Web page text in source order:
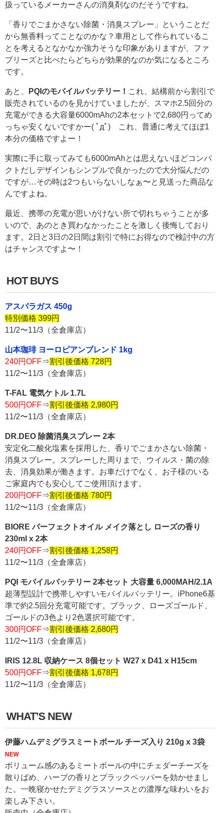
扱っているメーカーさんの消臭剤なのだそうですね。
「香りでごまかさない除菌・消臭スプレー」ということだ
から無香料ってことなのかな？車用として作られているこ
とを考えるとなかなか強力そうな印象がありますが、ファ
ブリーズと比べたらどちらが効果的なのか気になるところ
です。
あと、 PQIのモバイルバッテリー！ これ、結構前から割引で
販売されているのを見かけていましたが、スマホ2.5回分の
充電ができる大容量6000mAhの2本セットで2,680円ってめ
っちゃ安くないですかー( ﾟдﾟ) これ、普通に考えてほぼ1
本分の価格ですよー！
実際に手に取ってみても6000mAhとは思えないほどコンパ
クトだしデザインもシンプルで良かったので大分悩んだの
ですが…その時は2つもいらないしなぁ〜と見送った商品な
んですよね。
最近、携帯の充電が思いがけない所で切れちゃうことが多
いので、あのとき買わなかったことを激しく後悔しており
ます。2日と3日の2日間は割引で特にお得なので検討中の方
はチャンスですよ〜！
HOT BUYS
アスパラガス 450g
特別価格 399円
11/2〜11/3（全倉庫店）
山本珈琲 ヨーロピアンブレンド 1kg
240円OFF⇒割引後価格 728円
11/2〜11/3（全倉庫店）
T-FAL 電気ケトル 1.7L
500円OFF⇒割引後価格 2,980円
11/2〜11/3（全倉庫店）
DR.DEO 除菌消臭スプレー 2本
安定化二酸化塩素を採用した、香りでごまかさない除菌・
消臭スプレー。スプレーした周りまで、ウイルス・菌の除
去、消臭効果が働きます。お車だけでなく、お子様のいる
ご家庭内でも安心してご使用頂けます。
200円OFF⇒割引後価格 780円
11/2〜11/3（全倉庫店）
BIORE パーフェクトオイル メイク落とし ローズの香り
230ml x 2本
240円OFF⇒割引後価格 1,258円
11/2〜11/3（全倉庫店）
PQI モバイルバッテリー 2本セット 大容量 6,000MAH/2.1A
超薄型設計で携帯しやすいモバイルバッテリー。iPhone6基
準で約2.5回分充電可能です。ブラック、ローズゴールド、
ゴールドの3色より2色選択可能です。
300円OFF⇒割引後価格 2,680円
11/2〜11/3（全倉庫店）
IRIS 12.8L 収納ケース 8個セット W27 x D41 x H15cm
500円OFF⇒割引後価格 1,678円
11/2〜11/3（全倉庫店）
WHAT’S NEW
伊藤ハムデミグラスミートボール チーズ入り 210g x 3袋
NEW
ボリューム感のあるミートボールの中にチェダーチーズを
散りばめ、ハーブの香りとブラックペッパーを効かせまし
た。一晩寝かせたデミグラスソースとの濃厚な味わいをお
楽しみ下さい。